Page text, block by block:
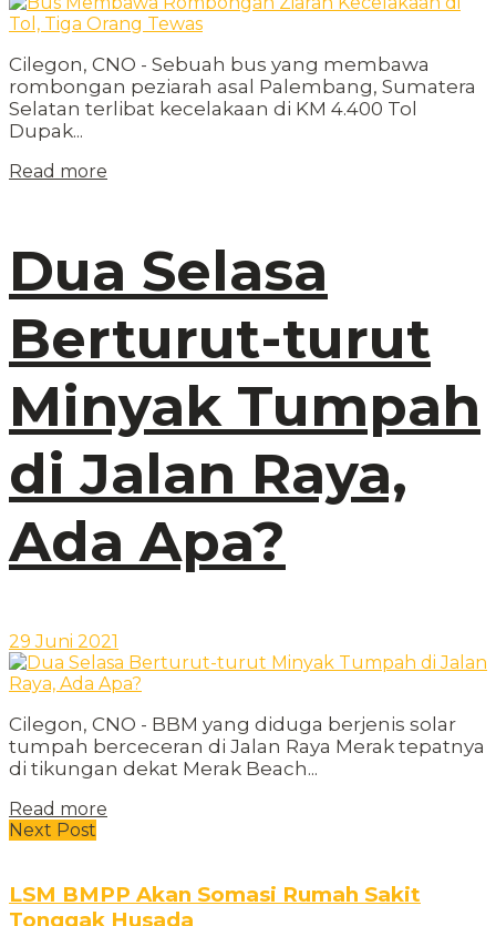
Cilegon, CNO - Sebuah bus yang membawa
rombongan peziarah asal Palembang, Sumatera
Selatan terlibat kecelakaan di KM 4.400 Tol
Dupak...
Read more
Dua Selasa
Berturut-turut
Minyak Tumpah
di Jalan Raya,
Ada Apa?
29 Juni 2021
Cilegon, CNO - BBM yang diduga berjenis solar
tumpah berceceran di Jalan Raya Merak tepatnya
di tikungan dekat Merak Beach...
Read more
Next Post
LSM BMPP Akan Somasi Rumah Sakit
Tonggak Husada